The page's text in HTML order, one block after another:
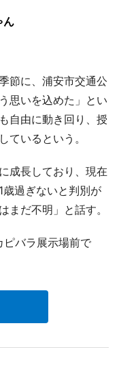
ん
節に、浦安市交通公
思いを込めた」とい
自由に動き回り、授
ているという。
成長しており、現在
過ぎないと判別が
まだ不明」と話す。
バラ展示場前で